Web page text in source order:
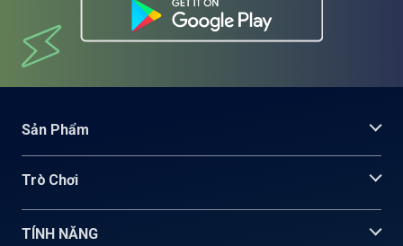
Sản Phẩm
Trò Chơi
TÍNH NĂNG